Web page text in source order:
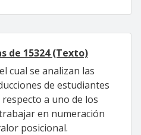
de 15324 (Texto)
cual se analizan las
de estudiantes
a uno de los
en numeración
posicional.